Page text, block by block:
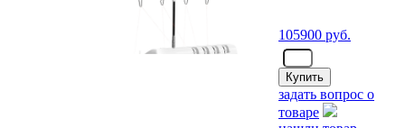
105900 руб.
задать вопрос о
товаре